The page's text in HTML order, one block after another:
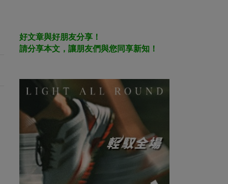
好文章與好朋友分享！
請分享本文，讓朋友們與您同享新知！